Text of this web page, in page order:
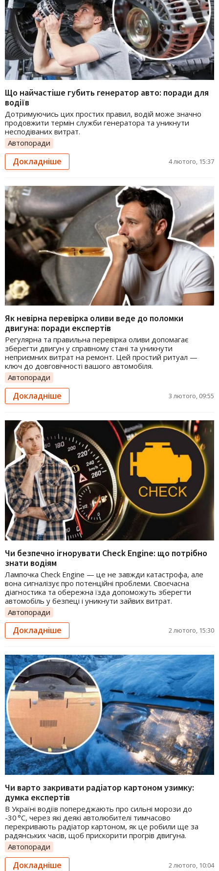
Що найчастіше губить генератор авто: поради для
водіїв
Дотримуючись цих простих правил, водій може значно
продовжити термін служби генератора та уникнути
несподіваних витрат.
Автопоради
Докладніше 4 лютого, 15:37
Як невірна перевірка оливи веде до поломки
двигуна: поради експертів
Регулярна та правильна перевірка оливи допомагає
зберегти двигун у справному стані та уникнути
неприємних витрат на ремонт. Цей простий ритуал —
ключ до довговічності вашого автомобіля.
Автопоради
Докладніше 3 лютого, 09:55
Чи безпечно ігнорувати Check Engine: що потрібно
знати водіям
Лампочка Check Engine — це не завжди катастрофа, але
вона сигналізує про потенційні проблеми. Своєчасна
діагностика та обережна їзда допоможуть зберегти
автомобіль у безпеці і уникнути зайвих витрат.
Автопоради
Докладніше 2 лютого, 15:30
Чи варто закривати радіатор картоном узимку:
думка експертів
В Україні водіїв попереджають про сильні морози до
-30 °C, через які деякі автолюбителі тимчасово
перекривають радіатор картоном, як це робили ще за
радянських часів, щоб прискорити прогрів двигуна.
Автопоради
Докладніше 2 лютого, 10:04